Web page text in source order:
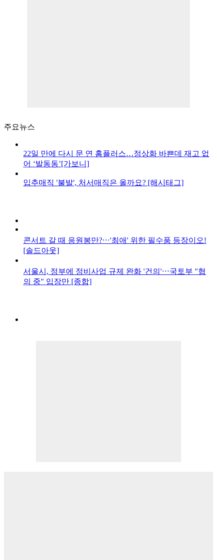
주요뉴스
22일 만에 다시 문 연 홈플러스…정상화 바쁜데 재고 없
어 ‘발동동’[가보니]
입추매직 '불발', 처서매직은 올까요? [해시태그]
콘서트 갈 때 응원봉만?⋯'최애' 위한 필수품 등장이오!
[솔드아웃]
서울시, 정부에 정비사업 규제 완화 '건의'⋯국토부 "협
의 중" 입장만 [종합]